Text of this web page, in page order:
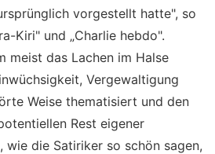
vorgestellt hatte", so
Kiri" und „Charlie hebdo".
meist das Lachen im Halse
Vergewaltigung
Weise thematisiert und den
Rest eigener
wie die Satiriker so schön sagen,